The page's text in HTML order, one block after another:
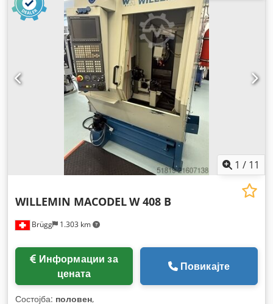
1 / 11
Brügg 1.303 km
WILLEMIN MACODELW 408 B
цената
Повикајте
Состојба: половен,